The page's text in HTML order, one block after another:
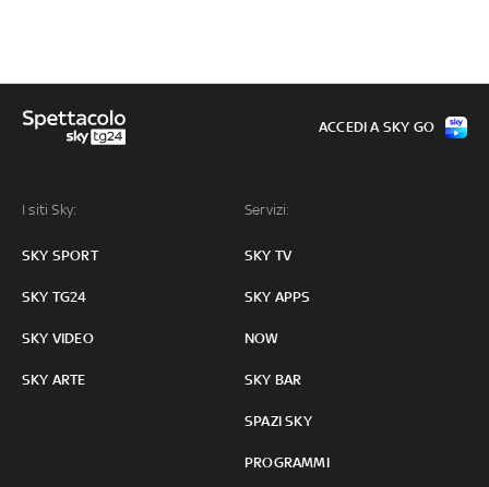
I siti Sky:
SKY SPORT
SKY TG24
SKY VIDEO
SKY ARTE
Servizi:
SKY TV
SKY APPS
NOW
SKY BAR
SPAZI SKY
PROGRAMMI
ACCEDI A SKY GO